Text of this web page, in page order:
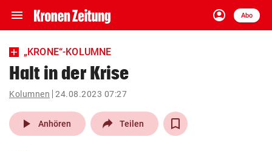
menu Navigation
ein-/ausklappen
account_circle
Anmelden
Abo
close Schließen
account_circle Anmelden
pin_drop
arrow_right
„KRONE“-KOLUMNE
Halt in der Krise
Kolumnen 24.08.2023 07:27
play_arrow Anhören Teilen